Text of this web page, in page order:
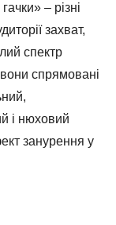
– різні
захват,
спектр
спрямовані
і нюховий
занурення у